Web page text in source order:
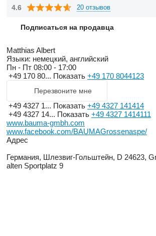
4.6 20 отзывов
Подписаться на продавца
Matthias Albert
Языки: немецкий, английский
Пн - Пт 08:00 - 17:00
+49 170 80... Показать +49 170 8044123
Перезвоните мне
+49 4327 1... Показать +49 4327 141414
+49 4327 14... Показать +49 4327 1414111
www.bauma-gmbh.com
www.facebook.com/BAUMAGrossenaspe/
Адрес
Германия, Шлезвиг-Гольштейн, D 24623,
alten Sportplatz 9